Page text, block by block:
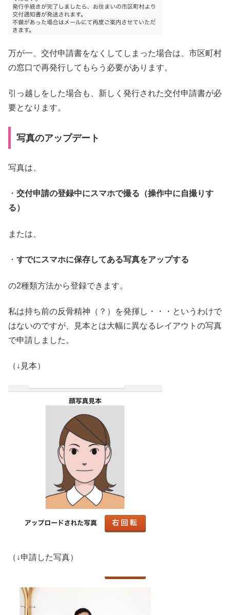
万が一、交付申請書をなくしてしまった場合は、市区町村
の窓口で再発行してもらう必要があります。
引っ越しをした場合も、新しく発行された交付申請書が必
要となります。
写真のアップデート
写真は、
・ 交付申請の登録中にスマホで撮る（操作中に自撮りす
る）
または、
・ すでにスマホに保存してある写真をアップする
の2種類方法から登録できます。
私は持ち前の反骨精神（？）を発揮し・・・というわけで
はないのですが、見本とは大幅に異なるレイアウトの写真
で申請しました。
（↓見本）
（↓申請した写真）